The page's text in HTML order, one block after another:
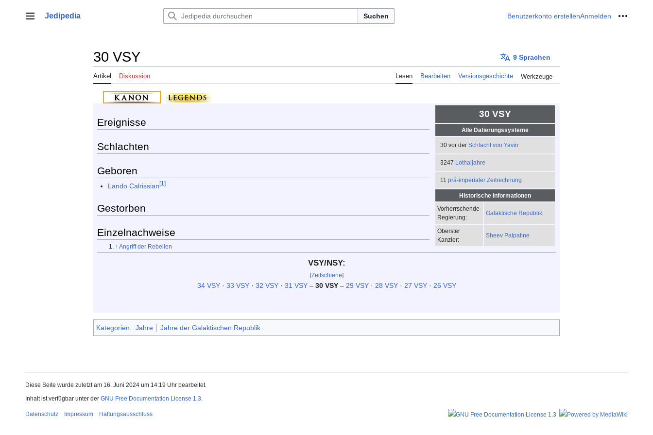
springenHauptmenü
Jedipedia Suchen Benutzerkonto erstellenAnmelden Meine
30 VSY 9 Sprachen
Artikel Diskussion Lesen Bearbeiten Versionsgeschichte Werkzeuge
30 VSY
Alle Datierungssysteme
30 vor der Schlacht von Yavin
3247 Lothaljahre
11 prä-imperialer Zeitrechnung
Historische Informationen
Vorherrschende
Regierung:
Galaktische Republik
Oberster
Kanzler:
Sheev Palpatine
Ereignisse
Schlachten
Geboren
Lando Calrissian[1]
Gestorben
Einzelnachweise
↑ Angriff der Rebellen
VSY/NSY:
[Zeitschiene]
34 VSY· 33 VSY· 32 VSY· 31 VSY– 30 VSY– 29 VSY· 28 VSY· 27 VSY· 26 VSY
Kategorien: Jahre Jahre der Galaktischen Republik
Diese Seite wurde zuletzt am 16. Juni 2024 um 14:19 Uhr bearbeitet.
Inhalt ist verfügbar unter der GNU Free Documentation License 1.3.
Datenschutz Impressum Haftungsausschluss